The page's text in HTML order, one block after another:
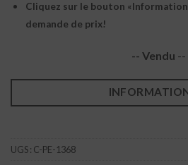
Cliquez sur le bouton
demande de prix!
-- Vendu --
UGS : C-PE-1368